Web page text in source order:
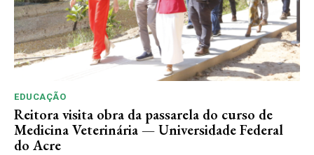
EDUCAÇÃO
Reitora visita obra da passarela do curso de
Medicina Veterinária — Universidade Federal
do Acre